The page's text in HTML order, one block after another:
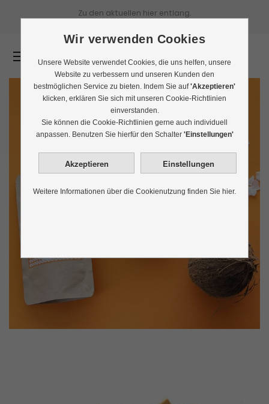
Zu den aktuellen hier entlang.
Wir verwenden Cookies
Unsere Website verwendet Cookies, die uns helfen, unsere
Website zu verbessern und unseren Kunden den
bestmöglichen Service zu bieten. Indem Sie auf'Akzeptieren'
klicken, erklären Sie sich mit unseren Cookie-Richtlinien
einverstanden.
Sie können die Cookie-Richtlinien gerne auch individuell
anpassen. Benutzen Sie hierfür den Schalter 'Einstellungen'
Weitere Informationen über die Cookienutzung finden Sie hier.